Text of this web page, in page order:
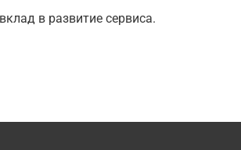
в развитие сервиса.